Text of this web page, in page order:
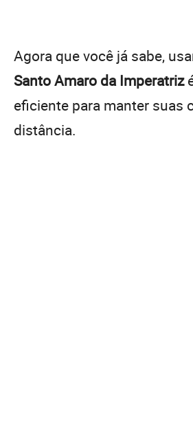
Agora que você já sabe,
Santo Amaro da Imperatriz
eficiente para manter suas
distância.